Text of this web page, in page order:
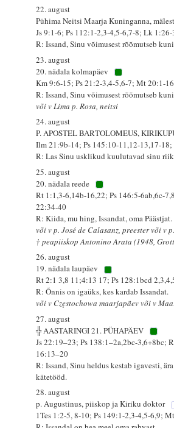
22. august
Pühima Neitsi Maarja Kuninganna,
Js 9:1-6; Ps 112:1-2,3-4,5-6,7-8; Lk 1:26-
R: Issand, Sinu võimusest rõõmutseb
23. august
20. nädala kolmapäev
Km 9:6-15; Ps 21:2-3,4-5,6-7; Mt 20:1-
R: Issand, Sinu võimusest rõõmutseb
või v Lima p. Rosa, neitsi
24. august
P. APOSTEL BARTOLOMEUS,
Ilm 21:9b-14; Ps 145:10-11,12-13,17-18;
R: Las Sinu usklikud kuulutavad sinu
25. august
20. nädala reede
Rt 1:1,3-6,14b-16,22; Ps 146:5-6ab,6c-
22:34-40
R: Kiida, mu hing, Issandat, oma Päästjat.
või v p. José de Calasanz, preester või v
† peapiiskop Antonino Arata (1948,
26. august
19. nädala laupäev
Rt 2:1 3,8 11;4:13 17; Ps 128:1bcd
R: Õnnis on igaüks, kes kardab Issandat.
või v Częstochowa maarjapäev või v
27. august
╬ AASTARINGI 21. PÜHAPÄEV
Js 22:19–23; Ps 138:1–2a,2bc-3,6+8bc;
16:13–20
R: Issand, Sinu heldus kestab igavesti,
kätetööd.
28. august
p. Augustinus, piiskop ja Kiriku doktor
1Tes 1:2-5, 8-10; Ps 149:1-2,3-4,5-6,9;